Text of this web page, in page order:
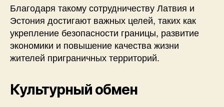
Благодаря такому сотрудничеству Латвия и
Эстония достигают важных целей, таких как
укрепление безопасности границы, развитие
экономики и повышение качества жизни
жителей приграничных территорий.
Культурный обмен